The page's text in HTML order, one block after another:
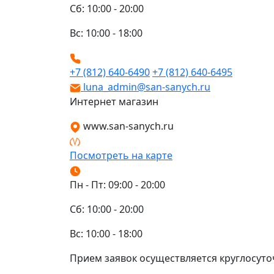
Сб: 10:00 - 20:00
Вс: 10:00 - 18:00
+7 (812) 640-6490+7 (812) 640-6495
luna_admin@san-sanych.ru
Интернет магазин
www.san-sanych.ru
Посмотреть на карте
Пн - Пт: 09:00 - 20:00
Сб: 10:00 - 20:00
Вс: 10:00 - 18:00
Прием заявок осуществляется